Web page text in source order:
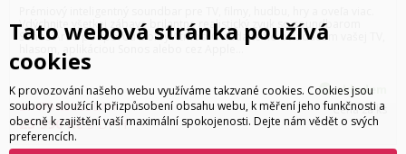
Vdýchnite všetkej zábave brilantne realistický zvuk so soundbarom
Sonos Arc s podporou Dolby Atmos. Ovládajte ho ovládačom vašej TV,
21 479 Kčbez DPH
25 990Kč s DPH
skladem
Cena za ks
Tato webová stránka používá
cookies
K provozování našeho webu využíváme takzvané cookies. Cookies jsou
soubory sloužící k přizpůsobení obsahu webu, k měření jeho funkčnosti a
obecně k zajištění vaší maximální spokojenosti. Dejte nám vědět o svých
preferencích.